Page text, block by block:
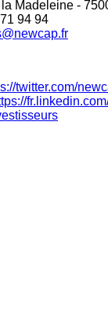
Madeleine -
94 94
twitter.com/